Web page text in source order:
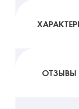
ОТЗЫВЫ